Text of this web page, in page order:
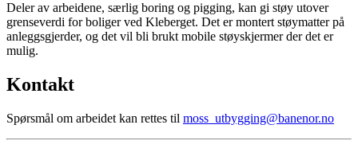
Deler av arbeidene, særlig boring og pigging, kan gi støy utover
grenseverdi for boliger ved Kleberget. Det er montert støymatter på
anleggsgjerder, og det vil bli brukt mobile støyskjermer der det er
mulig.
Kontakt
Spørsmål om arbeidet kan rettes til moss_utbygging@banenor.no